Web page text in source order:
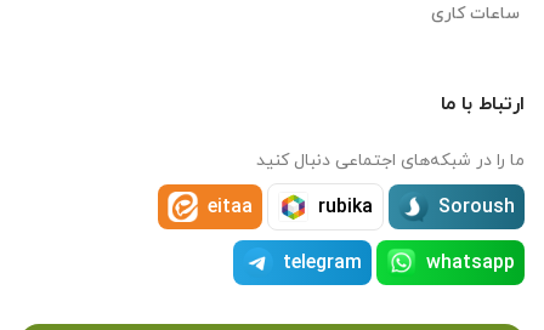
ساعات کاری
ارتباط با ما
ما را در شبکه‌های اجتماعی دنبال کنید
Soroush
rubika
eitaa
whatsapp
telegram